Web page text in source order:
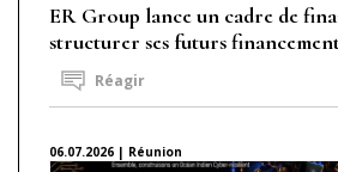
ER Group lance un cadre de
structurer ses futurs
Réagir
06.07.2026 | Réunion